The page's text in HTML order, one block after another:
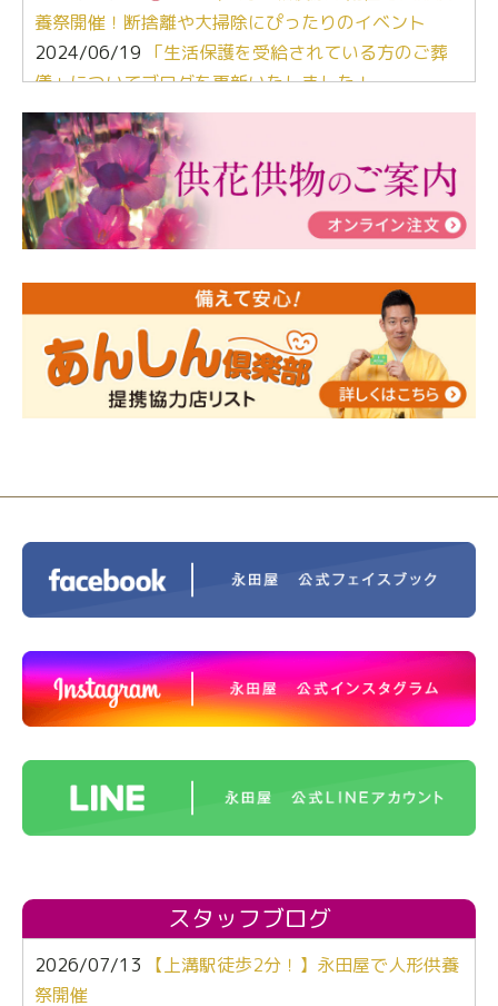
養祭開催！断捨離や大掃除にぴったりのイベント
2024/06/19 「生活保護を受給されている方のご葬
儀」についてブログを更新いたしました！
2024/03/06【終活なるほど教室】「マンガで学
ぶ！はじめてのお葬式」小さな家族葬ハウス®町田成
瀬 ご参加ありがとうございました！
2024/01/19令和6年能登半島地震災害の寄付のご報
告
人形供養 寄付のご報告
2023/12/16終活なるほど教室＠小さな家族葬ハウ
ス®上鶴間 エンディングノートを書いてみよう！
2023/11/29 永田屋創業110周年記念式典 レンブラ
ントホテル東京町田
スタッフブログ
2026/07/13
【上溝駅徒歩2分！】永田屋で人形供養
祭開催